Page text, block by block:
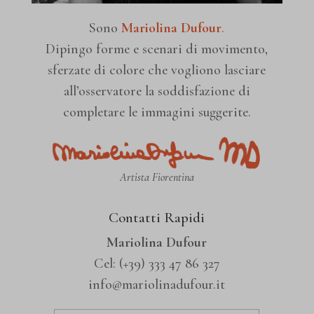
SonoMariolina Dufour.
Dipingo forme e scenari di movimento,
sferzate di colore che vogliono lasciare
all’osservatore la soddisfazione di
completare le immagini suggerite.
Artista Fiorentina
Contatti Rapidi
Mariolina Dufour
Cel: (+39) 333 47 86 327
info@mariolinadufour.it
www.mariolinadufour.it
interagiscono con il nostro sito web.
region1.google-analytics.com
Questi cookie e servizi sono necessari per visualizzare alcuni
elementi multimediali, come video incorporati, mappe, post sui
Mostra dettagli
fonts.googleapis.com
Questa categoria include tutti i cookie, i domini e i servizi che non